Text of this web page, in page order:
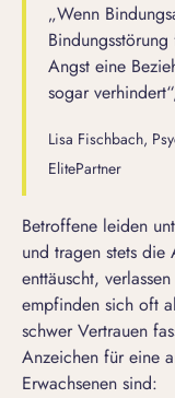
„Wenn
Angst eine
sogar
Lisa Fischbach,
ElitePartner
Betroffene leiden
und tragen stets die
enttäuscht,
empfinden sich oft
schwer Vertrauen
Anzeichen für eine
Erwachsenen sind: